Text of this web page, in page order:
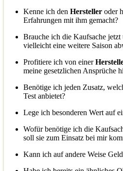
Kenne ich den Hersteller oder
Erfahrungen mit ihm gemacht?
Brauche ich die Kaufsache
vielleicht eine weitere Saison
Profitiere ich von einer
meine gesetzlichen Ansprüche
Benötige ich jeden Zusatz,
Test anbietet?
Lege ich besonderen Wert auf
Wofür benötige ich die
soll sie zum Einsatz bei mir
Kann ich auf andere Weise